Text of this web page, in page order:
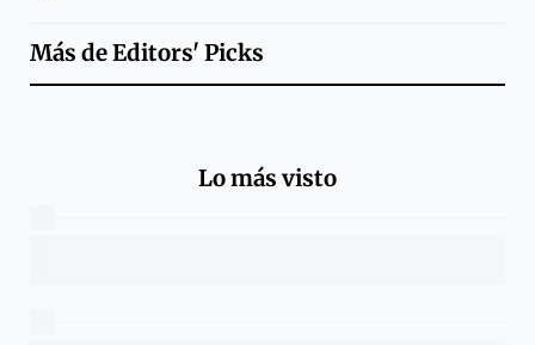
Más deEditors' Picks
Lo más visto